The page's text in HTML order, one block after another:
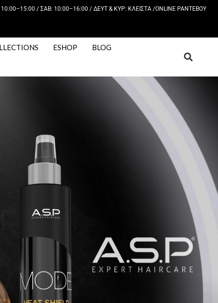
/ ΣΑΒ: 10:00–16:00 / ΔΕΥΤ & ΚΥΡ: KΛΕΙΣΤΑ /ONLINE ΡΑΝΤΕΒΟΥ
ESHOP BLOG